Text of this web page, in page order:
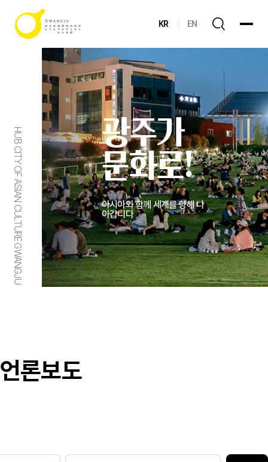
KR EN
HUB CITY OF ASIAN CULTURE GWANGJU
광주가
문화로!
아시아와 함께 세계를 향해 나
아갑니다
언론보도